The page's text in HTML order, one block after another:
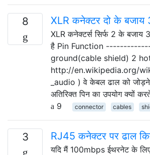
8 XLR कनेक्टर दो के बजाय
XLR कनेक्टर्स सिर्फ 2 के बजाय
है Pin Function
ground(cable shield) 2
http://en.wikipedia.org/
_audio ) वे केबल ढाल को
अतिरिक्त पिन का उपयोग क्यों
9
connector cables
3 RJ45 कनेक्टर पर ढाल
यदि मैं 100mbps ईथरनेट के लिए